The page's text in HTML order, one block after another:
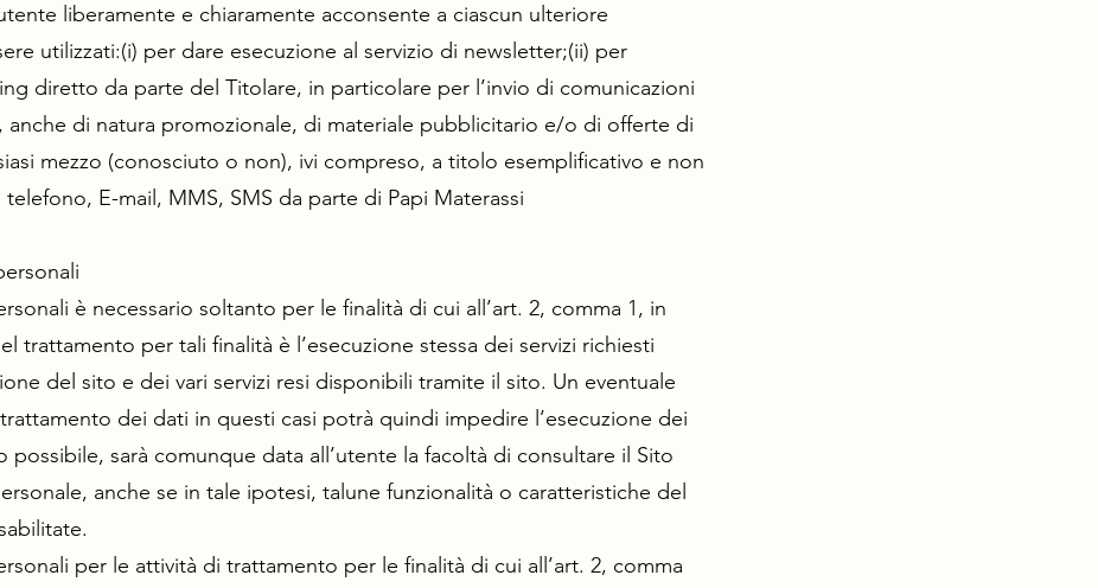
liberamente e chiaramente acconsente a ciascun ulteriore
utilizzati:(i) per dare esecuzione al servizio di newsletter;(ii) per
diretto da parte del Titolare, in particolare per l’invio di comunicazioni
anche di natura promozionale, di materiale pubblicitario e/o di offerte di
mezzo (conosciuto o non), ivi compreso, a titolo esemplificativo e non
E-mail, MMS, SMS da parte di Papi Materassi
è necessario soltanto per le finalità di cui all’art. 2, comma 1, in
trattamento per tali finalità è l’esecuzione stessa dei servizi richiesti
del sito e dei vari servizi resi disponibili tramite il sito. Un eventuale
dei dati in questi casi potrà quindi impedire l’esecuzione dei
possibile, sarà comunque data all’utente la facoltà di consultare il Sito
anche se in tale ipotesi, talune funzionalità o caratteristiche del
per le attività di trattamento per le finalità di cui all’art. 2, comma